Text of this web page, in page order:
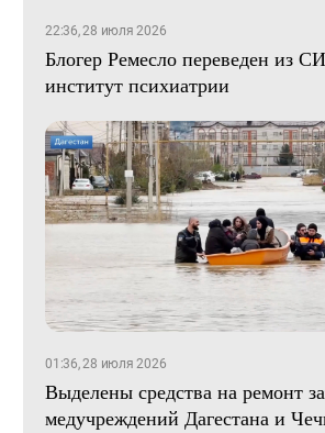
22:36, 28 июля 2026
Блогер Ремесло переведен из
институт психиатрии
01:36, 28 июля 2026
Выделены средства на ремонт
медучреждений Дагестана и